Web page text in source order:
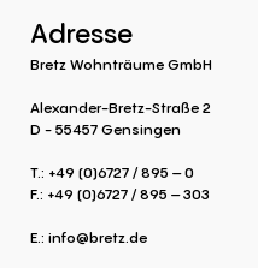
Adresse
Bretz Wohnträume GmbH
Alexander-Bretz-Straße 2
D - 55457 Gensingen
T.: +49 (0)6727 / 895 – 0
F.: +49 (0)6727 / 895 – 303
E.: info@bretz.de